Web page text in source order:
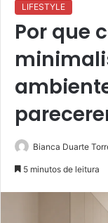
LIFESTYLE
Por que
Bianca Duarte
5 minutos de leitura